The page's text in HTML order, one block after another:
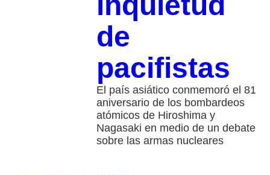
de
pacifistas
El país asiático conmemoró el 81
aniversario de los bombardeos
atómicos de Hiroshima y
Nagasaki en medio de un debate
sobre las armas nucleares